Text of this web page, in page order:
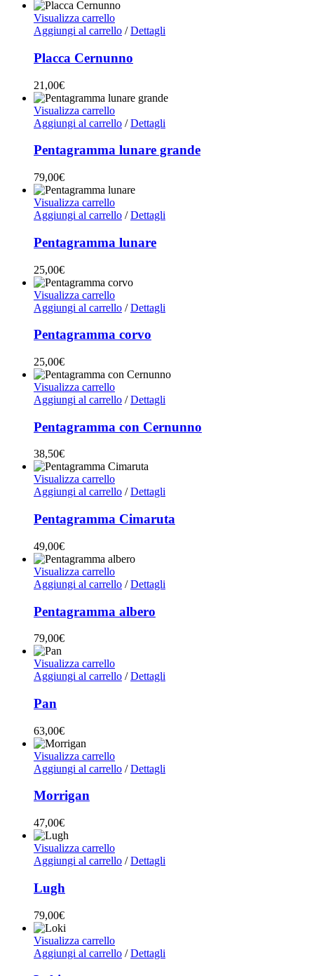
Visualizza carrello
Aggiungi al carrello / Dettagli
Placca Cernunno
21,00€
Visualizza carrello
Aggiungi al carrello / Dettagli
Pentagramma lunare grande
79,00€
Visualizza carrello
Aggiungi al carrello / Dettagli
Pentagramma lunare
25,00€
Visualizza carrello
Aggiungi al carrello / Dettagli
Pentagramma corvo
25,00€
Visualizza carrello
Aggiungi al carrello / Dettagli
Pentagramma con Cernunno
38,50€
Visualizza carrello
Aggiungi al carrello / Dettagli
Pentagramma Cimaruta
49,00€
Visualizza carrello
Aggiungi al carrello / Dettagli
Pentagramma albero
79,00€
Visualizza carrello
Aggiungi al carrello / Dettagli
Pan
63,00€
Visualizza carrello
Aggiungi al carrello / Dettagli
Morrigan
47,00€
Visualizza carrello
Aggiungi al carrello / Dettagli
Lugh
79,00€
Visualizza carrello
Aggiungi al carrello / Dettagli